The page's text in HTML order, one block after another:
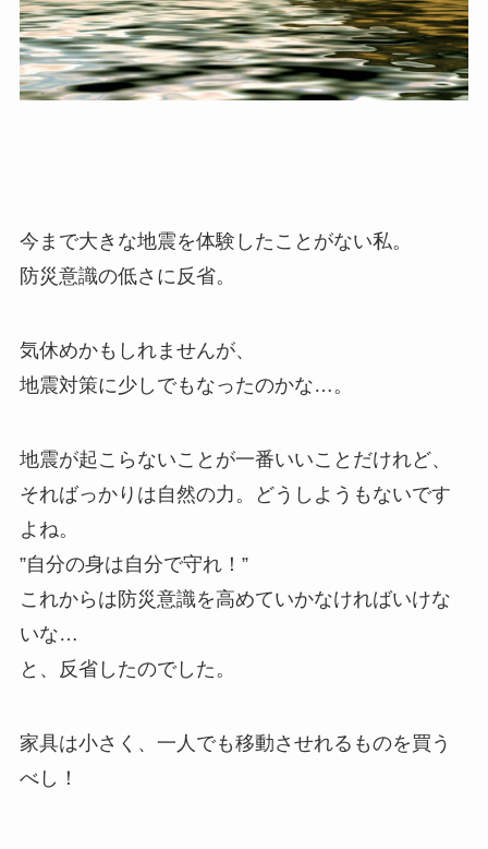
今まで大きな地震を体験したことがない私。
防災意識の低さに反省。
気休めかもしれませんが、
地震対策に少しでもなったのかな…。
地震が起こらないことが一番いいことだけれど、
そればっかりは自然の力。どうしようもないです
よね。
”自分の身は自分で守れ！”
これからは防災意識を高めていかなければいけな
いな…
と、反省したのでした。
家具は小さく、一人でも移動させれるものを買う
べし！